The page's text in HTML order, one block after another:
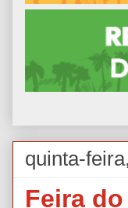
quinta-
Feira